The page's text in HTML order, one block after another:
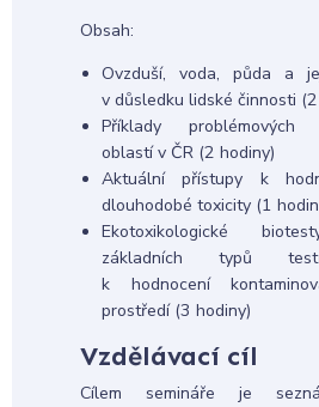
Obsah:
Ovzduší, voda, půda a
v důsledku lidské činnosti
Příklady problémových
oblastí v ČR (2 hodiny)
Aktuální přístupy k
dlouhodobé toxicity (1
Ekotoxikologické
základních typů
k hodnocení
prostředí (3 hodiny)
Vzdělávací cíl
Cílem semináře je